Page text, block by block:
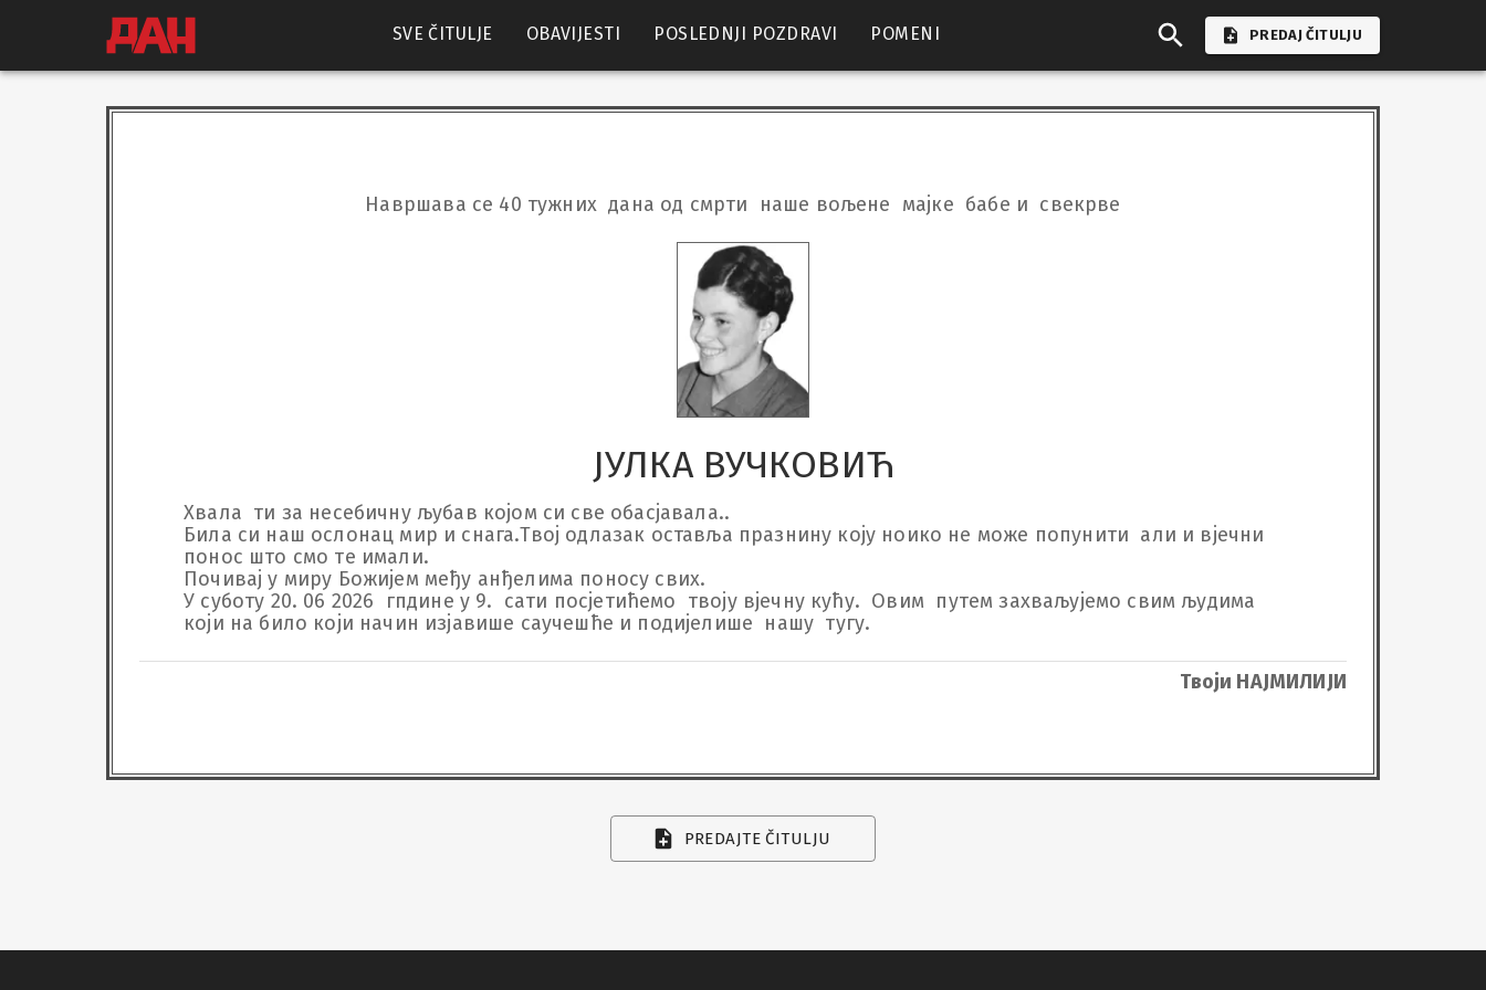
SVE ČITULJE OBAVIJESTI POSLEDNJI POZDRAVI POMENI PREDAJ ČITULJU
Навршава се 40 тужних  дана од смрти  наше вољене  мајке  бабе и  свекрве
ЈУЛКА ВУЧКОВИЋ
Хвала  ти за несебичну љубав којом си све обасјавала..
Била си наш ослонац мир и снага.Твој одлазак оставља празнину коју ноико не може попунити  али и вјечни
понос што смо те имали.
Почивај у миру Божијем међу анђелима поносу свих.
У суботу 20. 06 2026  гпдине у 9.  сати посјетићемо  твоју вјечну кућу.  Овим  путем захваљујемо свим људима
који на било који начин изјавише саучешће и подијелише  нашу  тугу.
Твоји НАЈМИЛИЈИ
PREDAJTE ČITULJU